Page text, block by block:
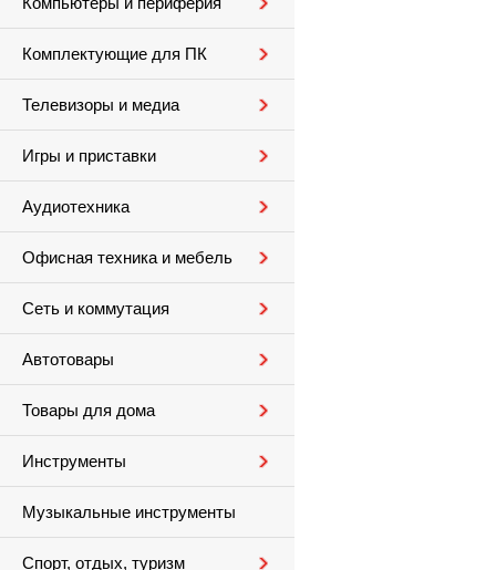
Комплектующие для ПК
Телевизоры и медиа
Игры и приставки
Аудиотехника
Офисная техника и мебель
Сеть и коммутация
Автотовары
Товары для дома
Инструменты
Музыкальные инструменты
Спорт, отдых, туризм